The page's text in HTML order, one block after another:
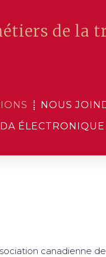
de la
NOUS
ÉLECTRONIQUE
canadienne